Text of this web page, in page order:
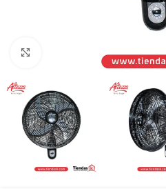
Haga Click para agrandar